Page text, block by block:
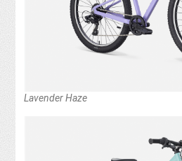
Lavender Haze